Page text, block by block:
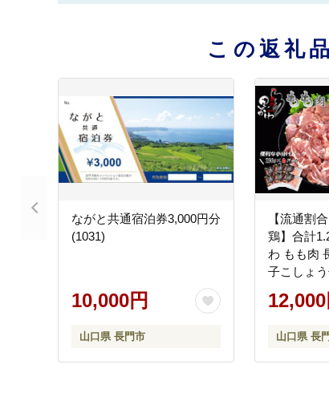
この返礼
ながと共通宿泊券3,000円分
(1031)
10,000円
山口県 長門市
【流通割
鶏】合計
わ もも肉
子こしょ
も 小分け
ク 入手困
12,000
山口県 長